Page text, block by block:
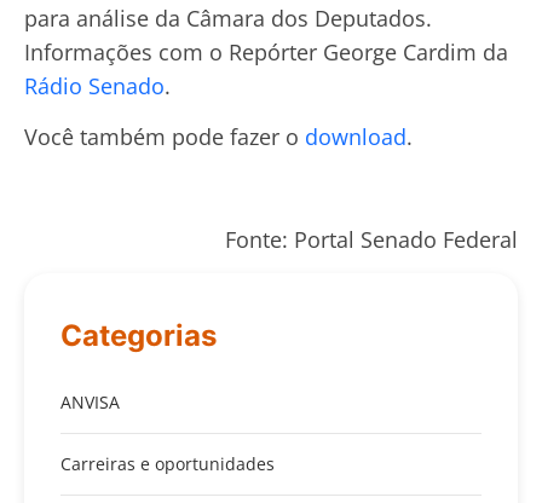
para análise da Câmara dos Deputados.
Informações com o Repórter George Cardim da
Rádio Senado.
Você também pode fazer o download.
Fonte: Portal Senado Federal
Categorias
ANVISA
Carreiras e oportunidades